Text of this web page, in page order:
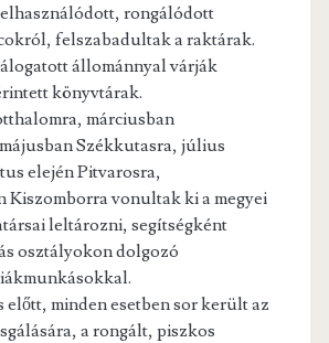
rongálódott
felszabadultak a raktárak.
állománnyal várják
könyvtárak.
márciusban
Székkutasra, július
elején Pitvarosra,
Kiszomborra vonultak ki a megyei
leltározni, segítségként
osztályokon dolgozó
előtt, minden esetben sor került az
a rongált, piszkos